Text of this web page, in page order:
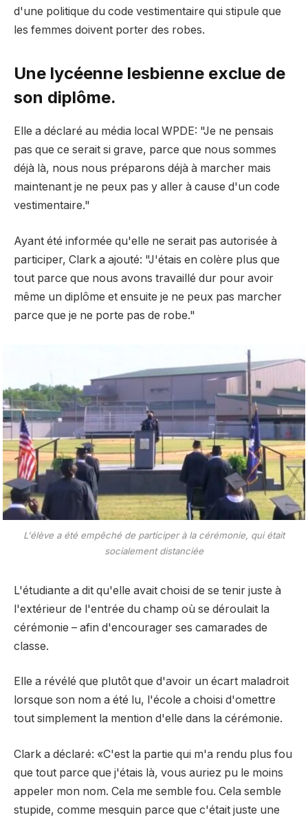
d'une politique du code vestimentaire qui stipule que
les femmes doivent porter des robes.
Une lycéenne lesbienne exclue de
son diplôme.
Elle a déclaré au média local WPDE: "Je ne pensais
pas que ce serait si grave, parce que nous sommes
déjà là, nous nous préparons déjà à marcher mais
maintenant je ne peux pas y aller à cause d'un code
vestimentaire."
Ayant été informée qu'elle ne serait pas autorisée à
participer, Clark a ajouté: "J'étais en colère plus que
tout parce que nous avons travaillé dur pour avoir
même un diplôme et ensuite je ne peux pas marcher
parce que je ne porte pas de robe."
L'élève a été empêché de participer à la cérémonie, qui était
socialement distanciée
L'étudiante a dit qu'elle avait choisi de se tenir juste à
l'extérieur de l'entrée du champ où se déroulait la
cérémonie – afin d'encourager ses camarades de
classe.
Elle a révélé que plutôt que d'avoir un écart maladroit
lorsque son nom a été lu, l'école a choisi d'omettre
tout simplement la mention d'elle dans la cérémonie.
Clark a déclaré: «C'est la partie qui m'a rendu plus fou
que tout parce que j'étais là, vous auriez pu le moins
appeler mon nom. Cela me semble fou. Cela semble
stupide, comme mesquin parce que c'était juste une